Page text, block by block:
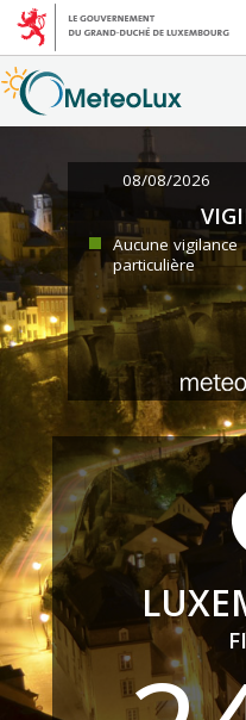
08/08/2026
Aucune vigilance
particulière